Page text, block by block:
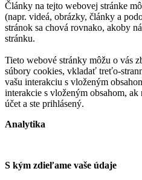
Články na tejto webovej stránke
(napr. videá, obrázky, články a
stránok sa chová rovnako, akoby
stránku.
Tieto webové stránky môžu o vás
súbory cookies, vkladať treťo-
vašu interakciu s vloženým
interakcie s vloženým obsahom,
účet a ste prihlásený.
Analytika
S kým zdieľame vaše údaje